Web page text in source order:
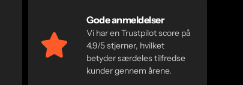
Gode anmeldelser
Vi har en Trustpilot score på
4.9/5 stjerner, hvilket
betyder særdeles tilfredse
kunder gennem årene.